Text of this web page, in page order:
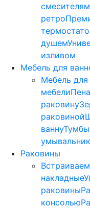
смесителям
ретро
душем
изливом
Мебель для
Мебель
мебели
раковину
раковиной
ванну
умывальник
Раковины
накладные
раковины
консолью